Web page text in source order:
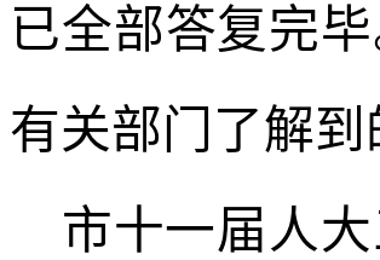
已全部答复完
有关部门了解到
市十一届人